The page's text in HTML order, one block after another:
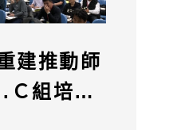
建推動師
Ｃ組培訓